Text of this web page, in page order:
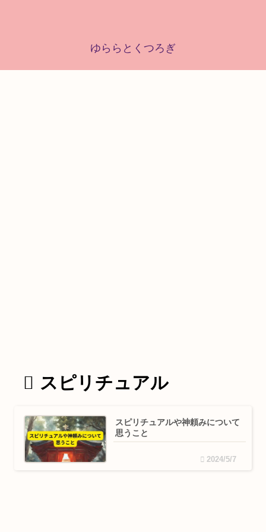
ゆららとくつろぎ
スピリチュアル
スピリチュアルや神頼みについて
思うこと
2024/5/7